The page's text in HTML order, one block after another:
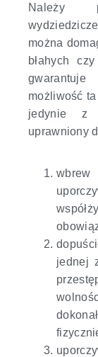
Należy
można
błahych
możliwość
jedynie z
uprawniony
jednej